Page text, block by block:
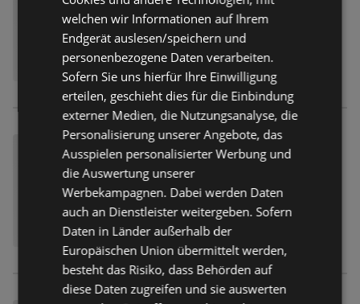
welchen wir Informationen auf Ihrem
Endgerät auslesen/speichern und
personenbezogene Daten verarbeiten.
Sofern Sie uns hierfür Ihre Einwilligung
erteilen, geschieht dies für die Einbindung
externer Medien, die Nutzungsanalyse, die
Personalisierung unserer Angebote, das
Ausspielen personalisierter Werbung und
die Auswertung unserer
Werbekampagnen. Dabei werden Daten
auch an Dienstleister weitergeben. Sofern
Daten in Länder außerhalb der
Europäischen Union übermittelt werden,
besteht das Risiko, dass Behörden auf
diese Daten zugreifen und sie auswerten